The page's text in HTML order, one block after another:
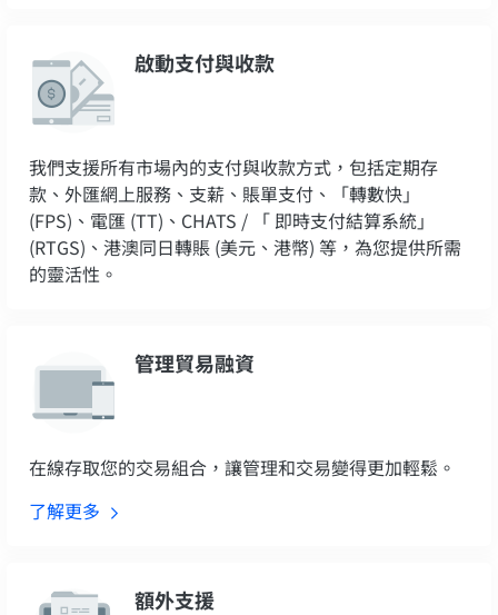
啟動支付與收款
我們支援所有市場內的支付與收款方式，包括定期存
款、外匯網上服務、支薪、賬單支付、「轉數快」
(FPS)、電匯 (TT)、CHATS / 「 即時支付結算系統」
(RTGS)、港澳同日轉賬 (美元、港幣) 等，為您提供所需
的靈活性。
管理貿易融資
在線存取您的交易組合，讓管理和交易變得更加輕鬆。
了解更多
額外支援